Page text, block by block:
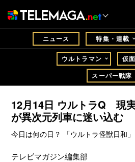
ニュース 特集・連載
ウルトラマン
仮
スーパー戦隊
12月14日 ウルトラQ 現
が異次元列車に迷い込む
今日は何の日？ 「ウルトラ怪獣日和
テレビマガジン編集部